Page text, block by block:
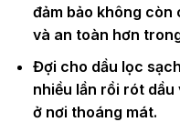
đảm bảo không còn
và an toàn hơn
Đợi cho dầu lọc
nhiều lần rồi rót
ở nơi thoáng mát.